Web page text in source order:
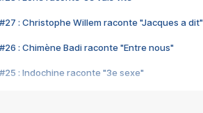
#27 : Christophe Willem raconte "Jacques a dit"
#26 : Chimène Badi raconte "Entre nous"
#25 : Indochine raconte "3e sexe"